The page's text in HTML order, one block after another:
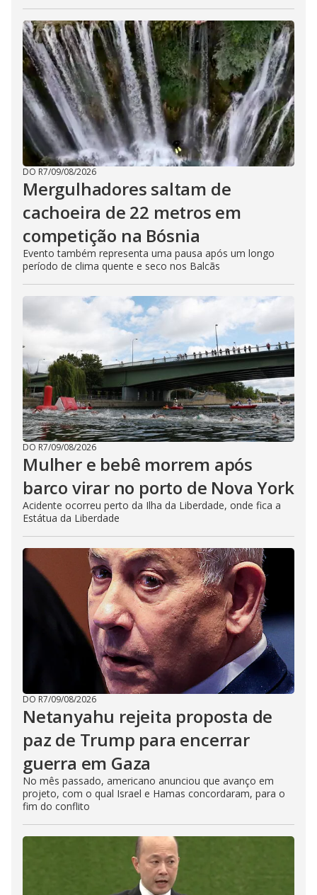
DO R7/09/08/2026
Mergulhadores ​​saltam de
cachoeira de 22 metros em
competição na Bósnia
Evento também representa uma pausa após um longo
período de clima quente e seco nos Balcãs
DO R7/09/08/2026
Mulher e bebê morrem após
barco virar no porto de Nova York
Acidente ocorreu perto da Ilha da Liberdade, onde fica a
Estátua da Liberdade
DO R7/09/08/2026
Netanyahu rejeita proposta de
paz de Trump para encerrar
guerra em Gaza
No mês passado, americano anunciou que avanço em
projeto, com o qual Israel e Hamas concordaram, para o
fim do conflito